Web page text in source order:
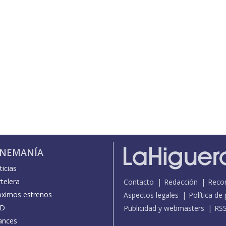
estrenos
Contacto Redacción
Aspectos legales
Política de
Publicidad y webmasters